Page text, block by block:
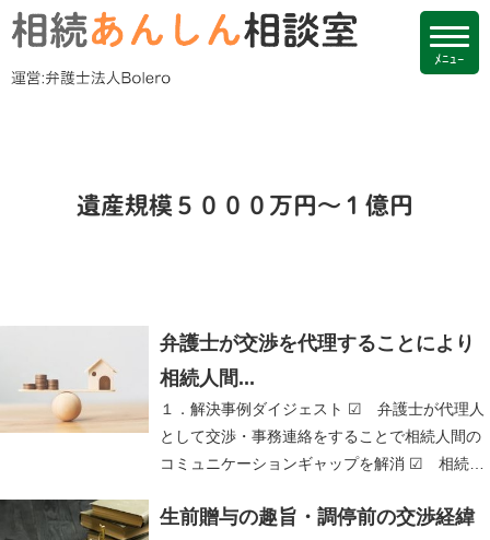
遺産規模５０００万円～１億円
弁護士が交渉を代理することにより
相続人間...
１．解決事例ダイジェスト ☑ 弁護士が代理人
として交渉・事務連絡をすることで相続人間の
コミュニケーションギャップを解消 ☑ 相続…
生前贈与の趣旨・調停前の交渉経緯